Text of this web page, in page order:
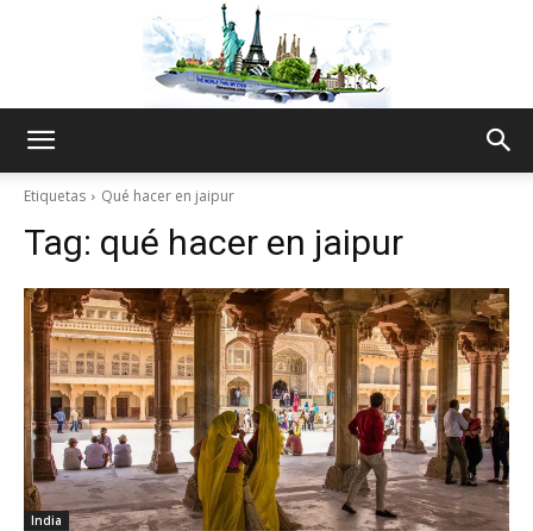
Thru
My
Etiquetas Qué hacer en jaipur
Tag: qué hacer en jaipur
India